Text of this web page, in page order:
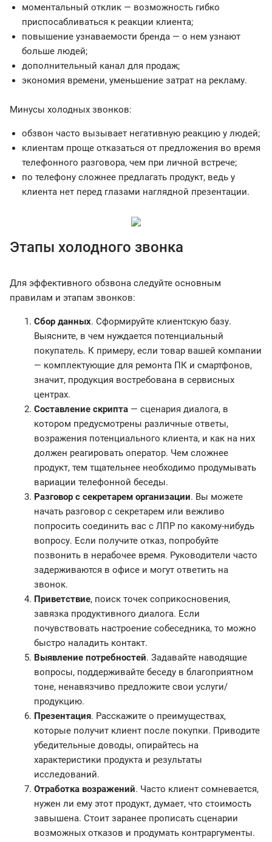
моментальный отклик — возможность гибко
приспосабливаться к реакции клиента;
повышение узнаваемости бренда — о нем узнают
больше людей;
дополнительный канал для продаж;
экономия времени, уменьшение затрат на рекламу.
Минусы холодных звонков:
обзвон часто вызывает негативную реакцию у людей;
клиентам проще отказаться от предложения во время
телефонного разговора, чем при личной встрече;
по телефону сложнее предлагать продукт, ведь у
клиента нет перед глазами наглядной презентации.
Этапы холодного звонка
Для эффективного обзвона следуйте основным
правилам и этапам звонков:
Сбор данных. Сформируйте клиентскую базу.
Выясните, в чем нуждается потенциальный
покупатель. К примеру, если товар вашей компании
— комплектующие для ремонта ПК и смартфонов,
значит, продукция востребована в сервисных
центрах.
Составление скрипта — сценария диалога, в
котором предусмотрены различные ответы,
возражения потенциального клиента, и как на них
должен реагировать оператор. Чем сложнее
продукт, тем тщательнее необходимо продумывать
вариации телефонной беседы.
Разговор с секретарем организации. Вы можете
начать разговор с секретарем или вежливо
попросить соединить вас с ЛПР по какому-нибудь
вопросу. Если получите отказ, попробуйте
позвонить в нерабочее время. Руководители часто
задерживаются в офисе и могут ответить на
звонок.
Приветствие, поиск точек соприкосновения,
завязка продуктивного диалога. Если
почувствовать настроение собеседника, то можно
быстро наладить контакт.
Выявление потребностей. Задавайте наводящие
вопросы, поддерживайте беседу в благоприятном
тоне, ненавязчиво предложите свои услуги/
продукцию.
Презентация. Расскажите о преимуществах,
которые получит клиент после покупки. Приводите
убедительные доводы, опирайтесь на
характеристики продукта и результаты
исследований.
Отработка возражений. Часто клиент сомневается,
нужен ли ему этот продукт, думает, что стоимость
завышена. Стоит заранее прописать сценарии
возможных отказов и продумать контраргументы.